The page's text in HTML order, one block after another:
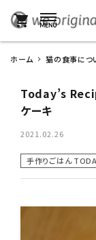
shopping_cart
ホーム 猫の食事につ
Today’s
ケーキ
2021.02.26
手作りごはん